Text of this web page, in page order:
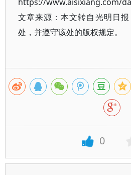
文章来源：本文转自光明日
处，并遵守该处的版权规定。
0